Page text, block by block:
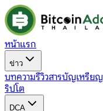
หน้าแรก
ข่าว
บทความรีวิวสารบัญเหรียญ
ริปโต
DCA